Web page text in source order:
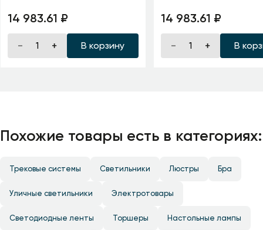
14 983.61 ₽
В корзину
14 983.61 ₽
В
Похожие товары есть в категориях:
Трековые системы Светильники Люстры Бра
Уличные светильники Электротовары
Светодиодные ленты Торшеры Настольные лампы